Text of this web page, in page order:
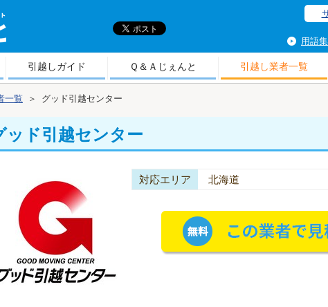
用語集
引越しガイド Ｑ＆Ａじぇんと 引越し業者一覧
一覧 ＞ グッド引越センター
ッド引越センター
対応エリア 北海道